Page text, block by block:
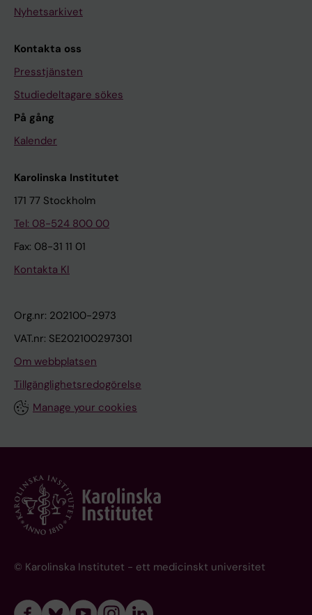
Nyhetsarkivet
Kontakta oss
Presstjänsten
Studiedeltagare sökes
På gång
Kalender
Karolinska Institutet
171 77 Stockholm
Tel: 08-524 800 00
Fax: 08-31 11 01
Kontakta KI
Org.nr: 202100-2973
VAT.nr: SE202100297301
Om webbplatsen
Tillgänglighetsredogörelse
Manage your cookies
© Karolinska Institutet - ett medicinskt universitet